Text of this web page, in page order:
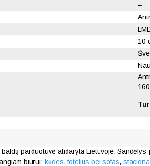
–
10
parduotuvė atidaryta Lietuvoje.
biurui: kėdes,fotelius bei sofas,